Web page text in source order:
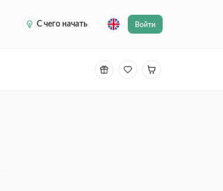
С чего начать
Войти